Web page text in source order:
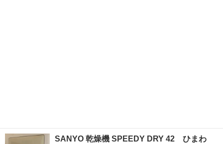
SANYO 乾燥機 SPEEDY DRY 42 ひまわ